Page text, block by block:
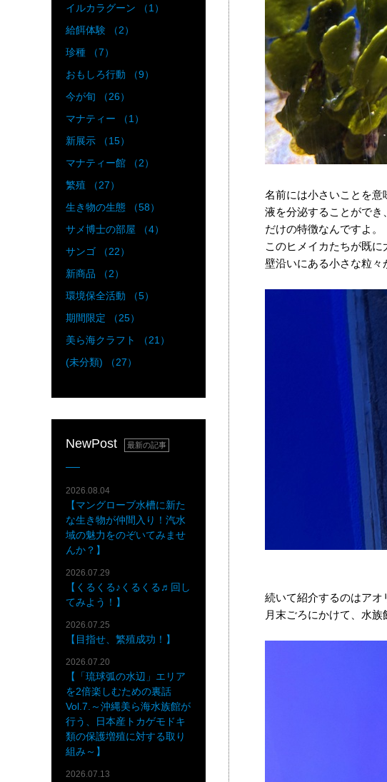
名前には小さいことを
液を分泌することがで
だけの特徴なんですよ。
このヒメイカたちが既
壁沿いにある小さな粒々
続いて紹介するのはアオ
月末ごろにかけて、水族
イルカラグーン （1）
給餌体験 （2）
珍種 （7）
おもしろ行動 （9）
今が旬 （26）
マナティー （1）
新展示 （15）
マナティー館 （2）
繁殖 （27）
生き物の生態 （58）
サメ博士の部屋 （4）
サンゴ （22）
新商品 （2）
環境保全活動 （5）
期間限定 （25）
美ら海クラフト （21）
(未分類) （27）
NewPost 最新の記事
2026.08.04
【マングローブ水槽に新た
な生き物が仲間入り！汽水
域の魅力をのぞいてみませ
んか？】
2026.07.29
【くるくる♪くるくる♬回し
てみよう！】
2026.07.25
【目指せ、繁殖成功！】
2026.07.20
【「琉球弧の水辺」エリア
を2倍楽しむための裏話
Vol.7.～沖縄美ら海水族館が
行う、日本産トカゲモドキ
類の保護増殖に対する取り
組み～】
2026.07.13